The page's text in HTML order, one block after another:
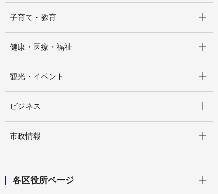
子育て・教育
健康・医療・福祉
観光・イベント
ビジネス
市政情報
各区役所ページ